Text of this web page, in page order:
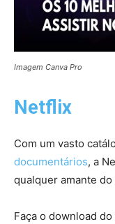
Imagem Canva Pro
Netflix
Com um vasto
documentários, a
qualquer amante
Faça o download